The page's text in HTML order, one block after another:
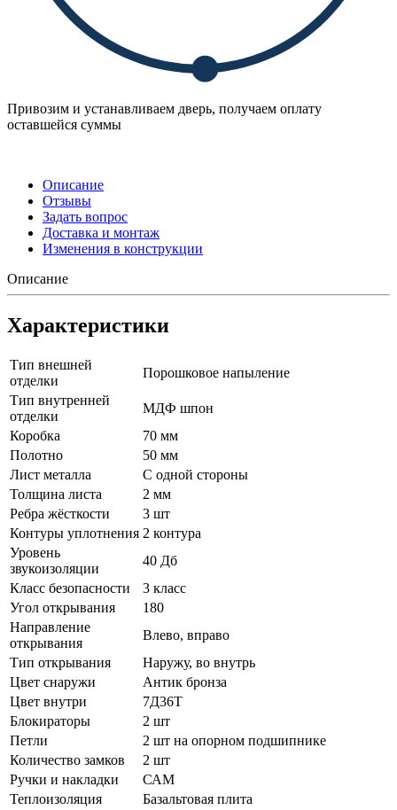
Привозим и устанавливаем дверь, получаем оплату
оставшейся суммы
Описание
Отзывы
Задать вопрос
Доставка и монтаж
Изменения в конструкции
Описание
Характеристики
Тип внешней
отделки
Порошковое напыление
Тип внутренней
отделки
МДФ шпон
Коробка
70 мм
Полотно
50 мм
Лист металла
С одной стороны
Толщина листа
2 мм
Ребра жёсткости
3 шт
Контуры уплотнения 2 контура
Уровень
звукоизоляции
40 Дб
Класс безопасности
3 класс
Угол открывания
180
Направление
открывания
Влево, вправо
Тип открывания
Наружу, во внутрь
Цвет снаружи
Антик бронза
Цвет внутри
7Д36Т
Блокираторы
2 шт
Петли
2 шт на опорном подшипнике
Количество замков
2 шт
Ручки и накладки
САМ
Теплоизоляция
Базальтовая плита